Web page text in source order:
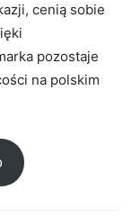
cenią sobie
pozostaje
na polskim